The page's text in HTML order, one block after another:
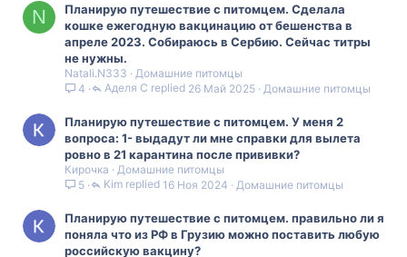
N
Планирую путешествие с питомцем. Сделала
кошке ежегодную вакцинацию от бешенства в
апреле 2023. Собираюсь в Сербию. Сейчас титры
не нужны.
Natali.N333
Домашние питомцы
4
Домашние питомцы
26 Май 2025
Аделя С
Планирую путешествие с питомцем. У меня 2
вопроса: 1- выдадут ли мне справки для вылета
ровно в 21 карантина после прививки?
Кирочка
Домашние питомцы
5
Домашние питомцы
16 Ноя 2024
Kim
Планирую путешествие с питомцем. правильно ли я
поняла что из РФ в Грузию можно поставить любую
российскую вакцину?